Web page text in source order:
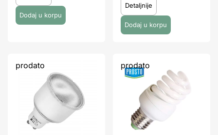
Detaljnije
prodato prodato